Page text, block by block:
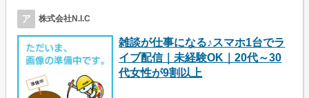
ア 株式会社N.I.C
雑談が仕事になる♪スマホ1台でラ
イブ配信｜未経験OK｜20代～30
代女性が9割以上